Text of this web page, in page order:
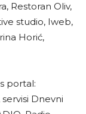
Restoran Oliv,
studio, Iweb,
Horić,
portal:
Dnevni